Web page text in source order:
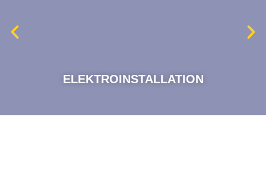
ELEKTROINSTALLATION